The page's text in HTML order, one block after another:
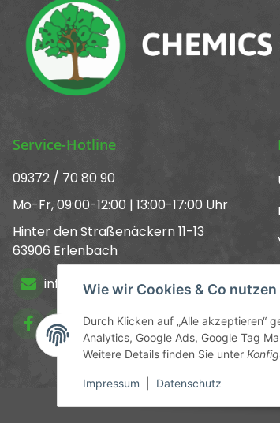
Wie wir Cookies & Co nutzen
Durch Klicken auf „Alle akzeptieren“
Analytics, Google Ads, Google Tag
Weitere Details finden Sie unter
Impressum Datenschutz
Service-Hotline
09372 / 70 80 90
Mo-Fr, 09:00-12:00 | 13:00-17:00 Uhr
Hinter den Straßenäckern 11-13
63906 Erlenbach
info@chemics.eu